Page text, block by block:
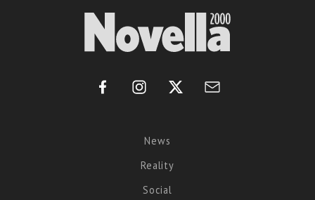
News
Reality
Social